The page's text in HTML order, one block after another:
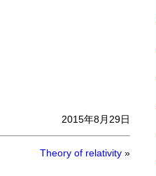
2015年8月29日
Theory of relativity »